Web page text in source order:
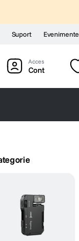
Suport Evenimente
Cont